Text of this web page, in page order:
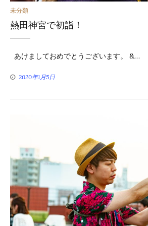
カ
テ
ー
未分類
熱田神宮で初詣！
あけましておめでとうございます。 &…
2020年1月5日